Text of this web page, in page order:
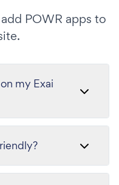
POWR apps to
my Exai